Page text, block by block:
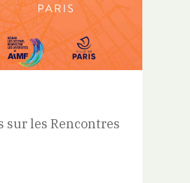
sur les Rencontres